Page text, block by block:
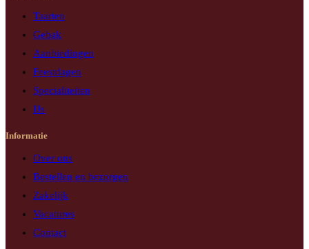
Taarten
Gebak
Aanbiedingen
Feestdagen
Specialiteiten
IJs
Informatie
Over ons
Bestellen en bezorgen
Zakelijk
Vacatures
Contact